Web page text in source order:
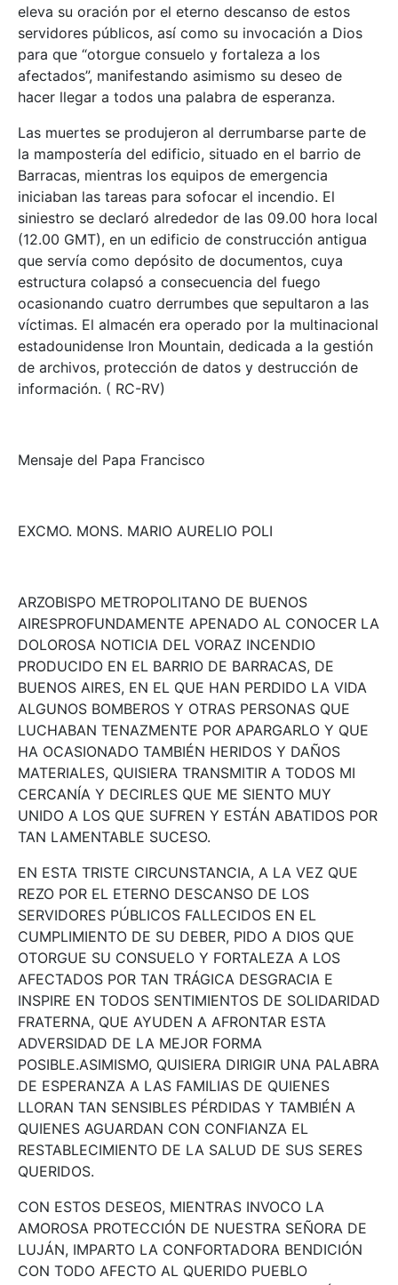
eleva su oración por el eterno descanso de estos
servidores públicos, así como su invocación a Dios
para que “otorgue consuelo y fortaleza a los
afectados”, manifestando asimismo su deseo de
hacer llegar a todos una palabra de esperanza.
Las muertes se produjeron al derrumbarse parte de
la mampostería del edificio, situado en el barrio de
Barracas, mientras los equipos de emergencia
iniciaban las tareas para sofocar el incendio. El
siniestro se declaró alrededor de las 09.00 hora local
(12.00 GMT), en un edificio de construcción antigua
que servía como depósito de documentos, cuya
estructura colapsó a consecuencia del fuego
ocasionando cuatro derrumbes que sepultaron a las
víctimas. El almacén era operado por la multinacional
estadounidense Iron Mountain, dedicada a la gestión
de archivos, protección de datos y destrucción de
información. ( RC-RV)
Mensaje del Papa Francisco
EXCMO. MONS. MARIO AURELIO POLI
ARZOBISPO METROPOLITANO DE BUENOS
AIRESPROFUNDAMENTE APENADO AL CONOCER LA
DOLOROSA NOTICIA DEL VORAZ INCENDIO
PRODUCIDO EN EL BARRIO DE BARRACAS, DE
BUENOS AIRES, EN EL QUE HAN PERDIDO LA VIDA
ALGUNOS BOMBEROS Y OTRAS PERSONAS QUE
LUCHABAN TENAZMENTE POR APARGARLO Y QUE
HA OCASIONADO TAMBIÉN HERIDOS Y DAÑOS
MATERIALES, QUISIERA TRANSMITIR A TODOS MI
CERCANÍA Y DECIRLES QUE ME SIENTO MUY
UNIDO A LOS QUE SUFREN Y ESTÁN ABATIDOS POR
TAN LAMENTABLE SUCESO.
EN ESTA TRISTE CIRCUNSTANCIA, A LA VEZ QUE
REZO POR EL ETERNO DESCANSO DE LOS
SERVIDORES PÚBLICOS FALLECIDOS EN EL
CUMPLIMIENTO DE SU DEBER, PIDO A DIOS QUE
OTORGUE SU CONSUELO Y FORTALEZA A LOS
AFECTADOS POR TAN TRÁGICA DESGRACIA E
INSPIRE EN TODOS SENTIMIENTOS DE SOLIDARIDAD
FRATERNA, QUE AYUDEN A AFRONTAR ESTA
ADVERSIDAD DE LA MEJOR FORMA
POSIBLE.ASIMISMO, QUISIERA DIRIGIR UNA PALABRA
DE ESPERANZA A LAS FAMILIAS DE QUIENES
LLORAN TAN SENSIBLES PÉRDIDAS Y TAMBIÉN A
QUIENES AGUARDAN CON CONFIANZA EL
RESTABLECIMIENTO DE LA SALUD DE SUS SERES
QUERIDOS.
CON ESTOS DESEOS, MIENTRAS INVOCO LA
AMOROSA PROTECCIÓN DE NUESTRA SEÑORA DE
LUJÁN, IMPARTO LA CONFORTADORA BENDICIÓN
CON TODO AFECTO AL QUERIDO PUEBLO